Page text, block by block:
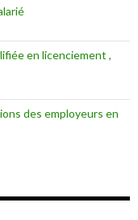
en licenciement ,
des employeurs en